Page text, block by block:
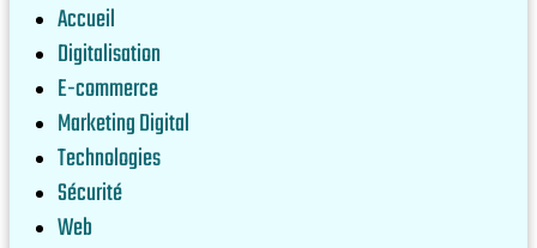
Accueil
Digitalisation
E-commerce
Marketing Digital
Technologies
Sécurité
Web